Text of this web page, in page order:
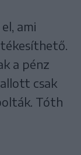
ami
a pénz
csak
Tóth